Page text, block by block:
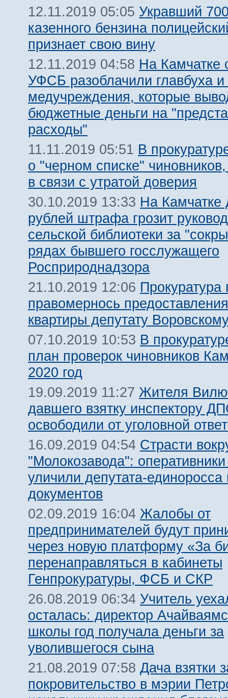
12.11.2019 05:05 Укравший
казенного бензина
признает свою вину
12.11.2019 04:58 На Камчатке
УФСБ разоблачили главбуха и
медучреждения, которые
бюджетные деньги на
расходы"
11.11.2019 05:51 В
о "черном списке"
в связи с утратой доверия
30.10.2019 13:33 На Камчатке
рублей штрафа грозит
сельской библиотеки за
рядах бывшего госслужащего
Росприроднадзора
21.10.2019 12:06 Прокуратура
правомернось
квартиры депутату
07.10.2019 10:53 В
план проверок чиновников
2020 год
19.09.2019 11:27 Жителя
давшего взятку инспектору
освободили от уголовной
16.09.2019 04:54 Страсти
"Молокозавода":
уличили депутата-единоросса
документов
02.09.2019 16:04 Жалобы от
предпринимателей будут
через новую платформу «За
перенаправляться в кабинеты
Генпрокуратуры, ФСБ и СКР
26.08.2019 06:34 Учитель
осталась: директор
школы год получала деньги за
уволившегося сына
21.08.2019 07:58 Дача взятки
покровительство в мэрии